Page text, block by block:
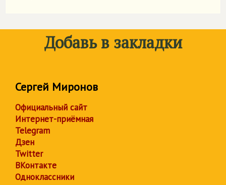
Добавь в закладки
Сергей Миронов
Официальный сайт
Интернет-приёмная
Telegram
Дзен
Twitter
ВКонтакте
Одноклассники